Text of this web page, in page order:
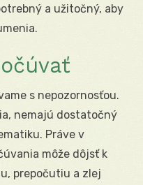
a užitočný, aby
s nepozornosťou.
nemajú dostatočný
Práve v
môže dôjsť k
prepočutiu a zlej